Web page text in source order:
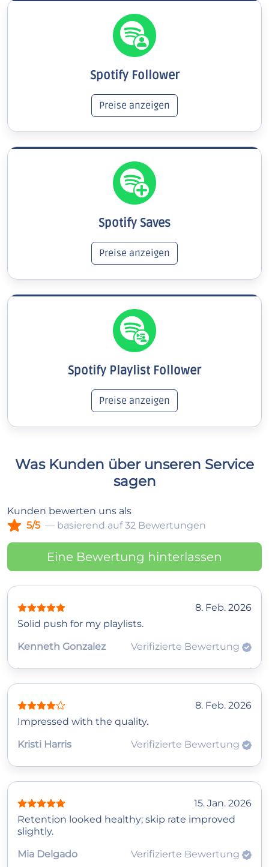
Spotify Follower
Preise anzeigen
Spotify Saves
Preise anzeigen
Spotify Playlist Follower
Preise anzeigen
Was Kunden über unseren Service
sagen
Kunden bewerten uns als
5/5 — basierend auf 32 Bewertungen
Eine Bewertung hinterlassen
8. Feb. 2026
Solid push for my playlists.
Kenneth Gonzalez
Verifizierte Bewertung
8. Feb. 2026
Impressed with the quality.
Kristi Harris
Verifizierte Bewertung
15. Jan. 2026
Retention looked healthy; skip rate improved
slightly.
Mia Delgado
Verifizierte Bewertung